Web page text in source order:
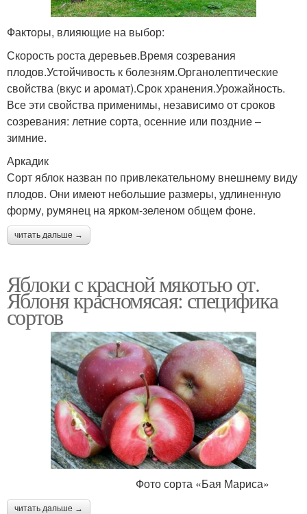
Факторы, влияющие на выбор:
Скорость роста деревьев.Время созревания
плодов.Устойчивость к болезням.Органолептические
свойства (вкус и аромат).Срок хранения.Урожайность.
Все эти свойства применимы, независимо от сроков
созревания: летние сорта, осенние или поздние –
зимние.
Аркадик
Сорт яблок назван по привлекательному внешнему виду
плодов. Они имеют небольшие размеры, удлиненную
форму, румянец на ярком-зеленом общем фоне.
читать дальше →
Яблоки с красной мякотью от.
Яблоня красномясая: специфика
сортов
Фото сорта «Бая Мариса»
читать дальше →